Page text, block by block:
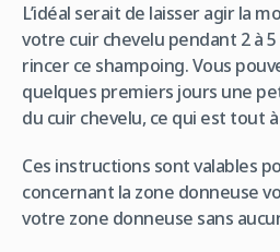
L’idéal serait de laisser agir la
votre cuir chevelu pendant 2 à
rincer ce shampoing. Vous
quelques premiers jours une
du cuir chevelu, ce qui est tout
Ces instructions sont valables
concernant la zone donneuse
votre zone donneuse sans